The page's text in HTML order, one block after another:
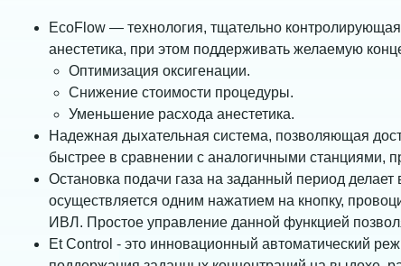
EcoFlow — технология, тщательно
анестетика, при этом поддерживать желаемую
Оптимизация оксигенации.
Снижение стоимости процедуры.
Уменьшение расхода анестетика.
Надежная дыхательная система, позволяющая
быстрее в сравнении с аналогичными станциями,
Остановка подачи газа на заданный период
осуществляется одним нажатием на кнопку,
ИВЛ. Простое управление данной функцией
Et Control - это инновационный автоматический